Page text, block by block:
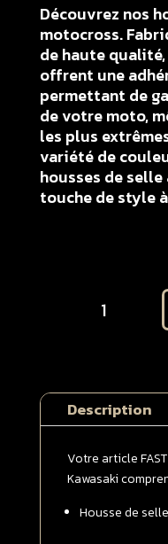
Découvrez nos
motocross.
de haute
offrent une
permettant de
de votre moto,
les plus
variété de
housses de
touche de style
Kawasaki
125
/
250
KX
-
Description
Votre article
Kawasaki
Housse de selle